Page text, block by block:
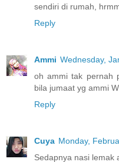
sendiri di rumah,
Reply
Ammi Wednesday,
oh ammi tak pernah
bila jumaat yg ammi
Reply
Cuya Monday,
Sedapnya nasi lemak